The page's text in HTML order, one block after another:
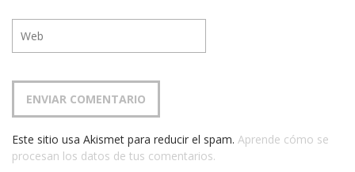
Este sitio usa Akismet para reducir el spam. Aprende cómo se
procesan los datos de tus comentarios.